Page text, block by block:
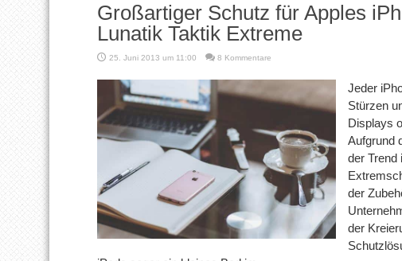
Großartiger Schutz für Apples
Lunatik Taktik Extreme
25. Juni 2013 um 11:00 8 Kommentare
Jeder
Stürzen
Displays
Aufgrund
der Trend
der
der